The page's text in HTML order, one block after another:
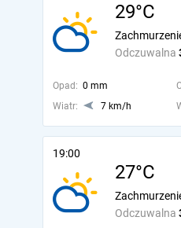
29°C
Odczuwalna
Opad: 0 mm
Wiatr:
7 km/h
19:00
27°C
Odczuwalna